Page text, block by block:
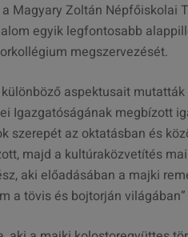
Magyary Zoltán Népfőiskolai
egyik legfontosabb
megszervezését.
aspektusait
Igazgatóságának megbízott
szerepét az oktatásban és
majd a kultúraközvetítés
aki előadásában a majki
a tövis és bojtorján